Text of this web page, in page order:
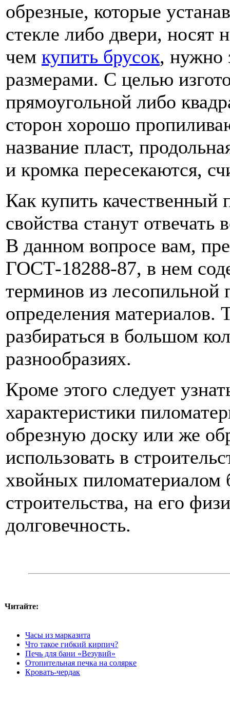
обрезные, которые
стекле либо двери, носят
чем купить брусок, нужно
размерами. С целью
прямоугольной либо
сторон хорошо
название пласт,
и кромка пересекаются,
Как купить качественный
свойства станут
В данном вопросе вам,
ГОСТ-18288-87, в нем
терминов из
определения
разбираться в большом
разнообразиях.
Кроме этого следует
характеристики
обрезную доску или же
использовать в
хвойных пиломатериалом
строительства, на его
долговечность.
Читайте:
Часы из марказита
Что такое гибкий кирпич?
Печь для бани «Везувий»
Отопительная печка на солярке
Кровать-чердак